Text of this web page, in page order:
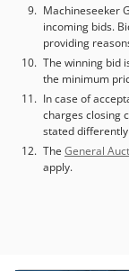
Machineseeker
incoming bids.
providing
The winning bid
the minimum
In case of
charges closing
stated
The General
apply.